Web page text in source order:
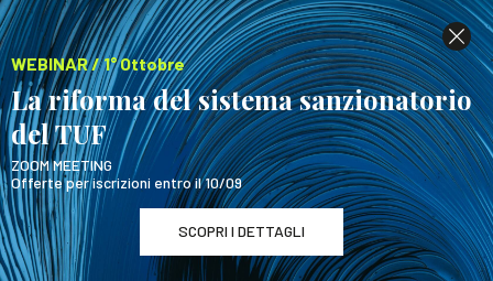
WEBINAR / 1° Ottobre
La riforma del sistema sanzionatorio
del TUF
ZOOM MEETING
Offerte per iscrizioni entro il 10/09
SCOPRI I DETTAGLI